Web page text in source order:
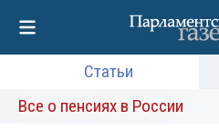
Статьи
Все о пенсиях в России